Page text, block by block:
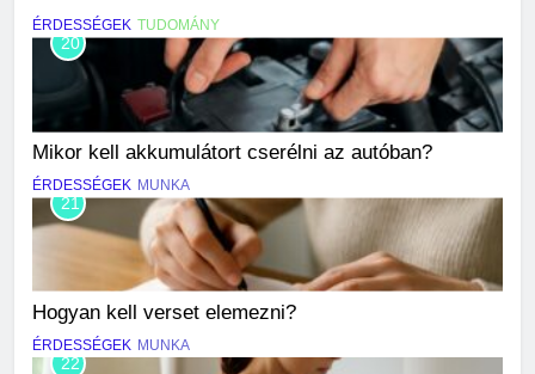
ÉRDESSÉGEK TUDOMÁNY
20
Mikor kell akkumulátort cserélni az autóban?
ÉRDESSÉGEK MUNKA
21
Hogyan kell verset elemezni?
ÉRDESSÉGEK MUNKA
22